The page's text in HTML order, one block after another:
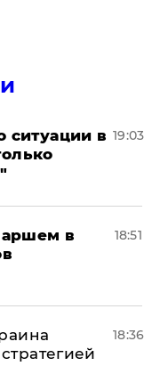
ситуации в 19:03
в
18:51
18:36